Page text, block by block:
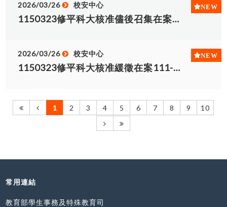
2026/03/26 校安中心
1150323修平科大核准儘後召集在案111-114學年度仍在學學生名冊 (四技.碩班及二技)
2026/03/26 校安中心
1150323修平科大核准緩徵在案111-114學年度仍在學學生名冊 (四技.碩班及二技)
1 2 3 4 5 6 7 8 9 10
常用連結
教育部學生事務及特殊教育司